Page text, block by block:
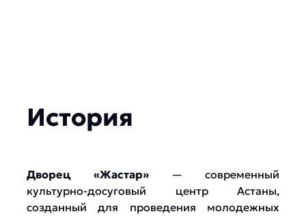
История
Дворец «Жастар» — современный
культурно-досуговый центр Астаны,
созданный для проведения молодежных